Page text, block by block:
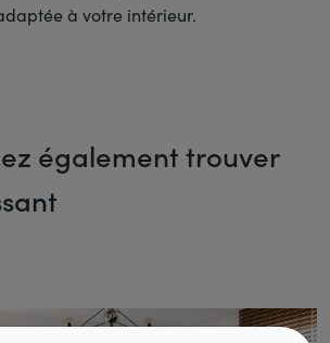
à votre intérieur.
également trouver